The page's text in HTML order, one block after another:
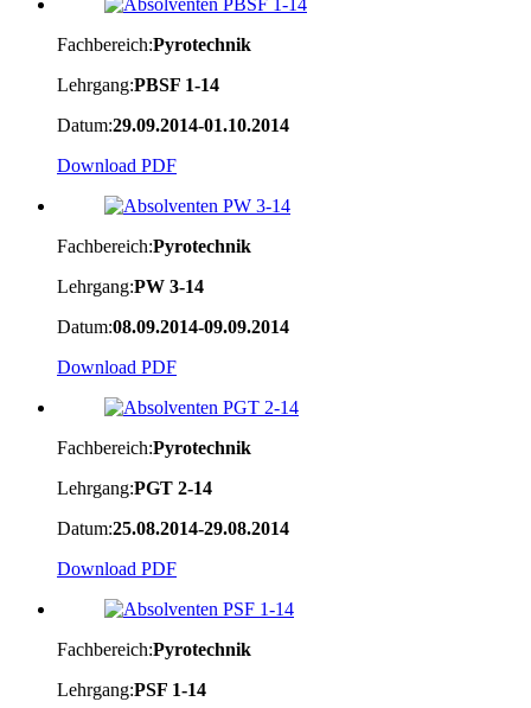
Fachbereich:Pyrotechnik
Lehrgang:PBSF 1-14
Datum:29.09.2014-01.10.2014
Download PDF
Fachbereich:Pyrotechnik
Lehrgang:PW 3-14
Datum:08.09.2014-09.09.2014
Download PDF
Fachbereich:Pyrotechnik
Lehrgang:PGT 2-14
Datum:25.08.2014-29.08.2014
Download PDF
Fachbereich:Pyrotechnik
Lehrgang:PSF 1-14